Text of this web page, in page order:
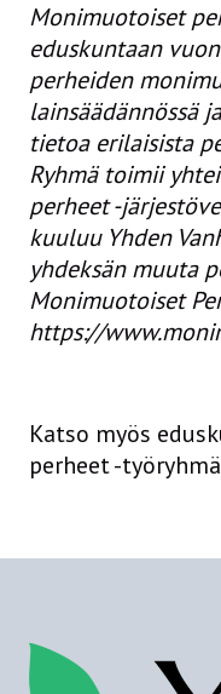
Monimuotoiset
eduskuntaan
perheiden
lainsäädännössä
tietoa erilaisista
Ryhmä toimii
perheet -
kuuluu Yhden
yhdeksän muuta
Monimuotoiset
https://
Katso myös
perheet -